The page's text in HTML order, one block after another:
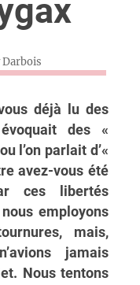
Darbois
déjà lu des
des «
l’on parlait d’«
avez-vous été
ces libertés
employons
mais,
jamais
Nous tentons